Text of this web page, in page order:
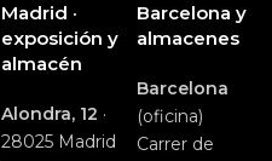
Madrid ·
exposición y
almacén
Alondra, 12 ·
28025 Madrid
Barcelona y
almacenes
Barcelona
(oficina)
Carrer de